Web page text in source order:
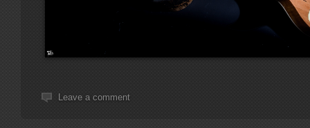
Leave a comment